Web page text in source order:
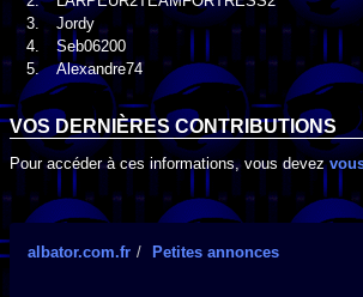
3.
Jordy
4.
Seb06200
5.
Alexandre74
VOS DERNIÈRES CONTRIBUTIONS
Pour accéder à ces informations, vous devez
albator.com.fr Petites annonces